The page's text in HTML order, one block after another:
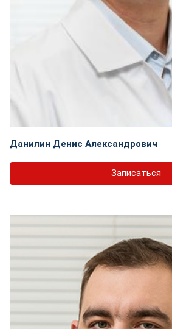
Данилин Денис Александрович
Записаться